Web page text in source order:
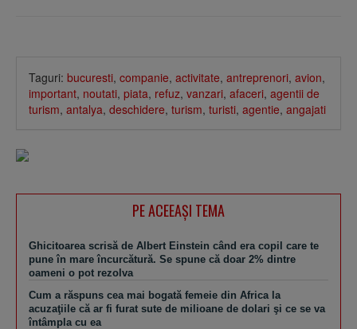
Taguri: bucuresti, companie, activitate, antreprenori, avion,
important, noutati, piata, refuz, vanzari, afaceri, agentii de
turism, antalya, deschidere, turism, turisti, agentie, angajati
PE ACEEAŞI TEMA
Ghicitoarea scrisă de Albert Einstein când era copil care te
pune în mare încurcătură. Se spune că doar 2% dintre
oameni o pot rezolva
Cum a răspuns cea mai bogată femeie din Africa la
acuzaţiile că ar fi furat sute de milioane de dolari şi ce se va
întâmpla cu ea